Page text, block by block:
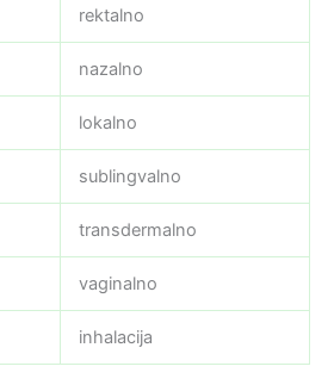
rektalno
nazalno
lokalno
sublingvalno
transdermalno
vaginalno
inhalacija